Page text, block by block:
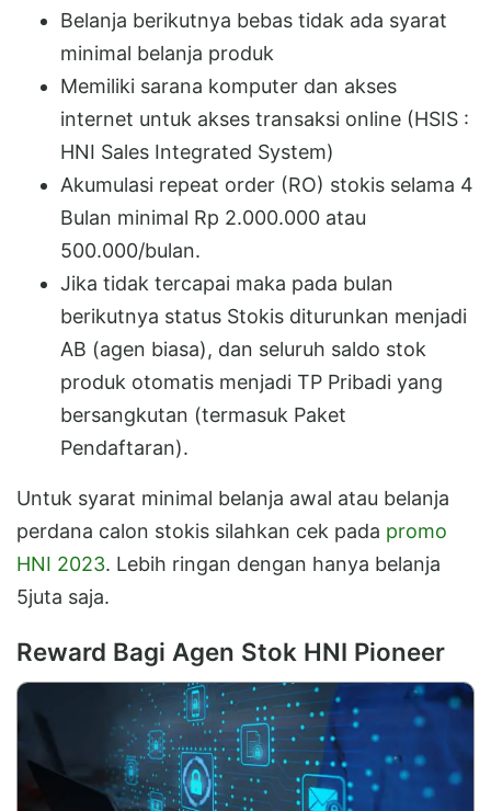
Belanja berikutnya bebas tidak ada syarat
minimal belanja produk
Memiliki sarana komputer dan akses
internet untuk akses transaksi online (HSIS :
HNI Sales Integrated System)
Akumulasi repeat order (RO) stokis selama 4
Bulan minimal Rp 2.000.000 atau
500.000/bulan.
Jika tidak tercapai maka pada bulan
berikutnya status Stokis diturunkan menjadi
AB (agen biasa), dan seluruh saldo stok
produk otomatis menjadi TP Pribadi yang
bersangkutan (termasuk Paket
Pendaftaran).
Untuk syarat minimal belanja awal atau belanja
perdana calon stokis silahkan cek pada promo
HNI 2023. Lebih ringan dengan hanya belanja
5juta saja.
Reward Bagi Agen Stok HNI Pioneer